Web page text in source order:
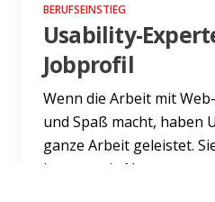
BERUFSEINSTIEG
Usability-
Jobprofil
Wenn die Arbeit mit
und Spaß macht, haben
ganze Arbeit geleistet.
heraus, wie Nutze...